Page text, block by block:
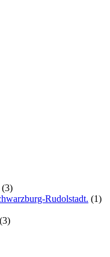
(3)
Rudolstadt. (1)
(3)